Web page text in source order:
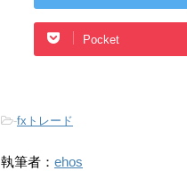
Pocket
-fxトレード
執筆者： ehos